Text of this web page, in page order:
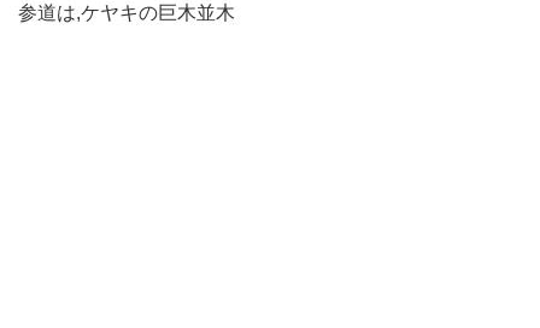
参道は,ケヤキの巨木並木